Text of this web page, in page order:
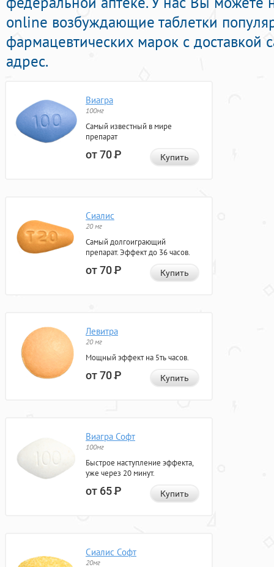
online возбуждающие таблетки
фармацевтических марок с доставкой
адрес.
Виагра
100мг
Самый известный в мире
препарат
от 70Р Купить
Сиалис
20 мг
Самый долгоиграющий
препарат. Эффект до 36 часов.
от 70Р Купить
Левитра
20 мг
Мощный эффект на 5ть часов.
от 70Р Купить
Виагра Софт
100мг
Быстрое наступление эффекта,
уже через 20 минут.
от 65Р Купить
Сиалис Софт
20мг